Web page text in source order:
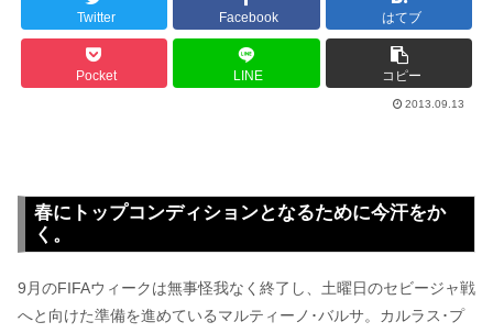
Twitter Facebook はてブ
Pocket LINE コピー
2013.09.13
春にトップコンディションとなるために今汗をか
く。
9月のFIFAウィークは無事怪我なく終了し、土曜日のセビージャ戦
へと向けた準備を進めているマルティーノ･バルサ。カルラス･プ